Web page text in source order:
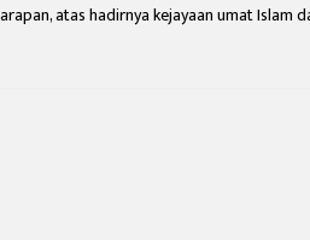
atas hadirnya kejayaan umat Islam